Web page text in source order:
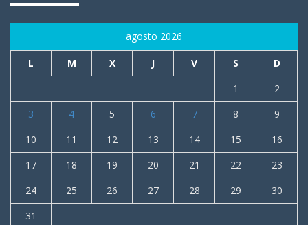
agosto 2026
L M X J V S
D
1
2
3
4 5 6 7 8
9
10
11 12 13 14 15
16
17
18 19 20 21 22
23
24
25 26 27 28 29
30
31